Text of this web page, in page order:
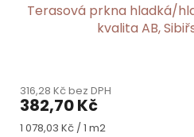
Terasová prkna hladká/
kvalita AB,
316,28 Kč bez DPH
382,70 Kč
Měrná
1 078,03 Kč / 1 m2